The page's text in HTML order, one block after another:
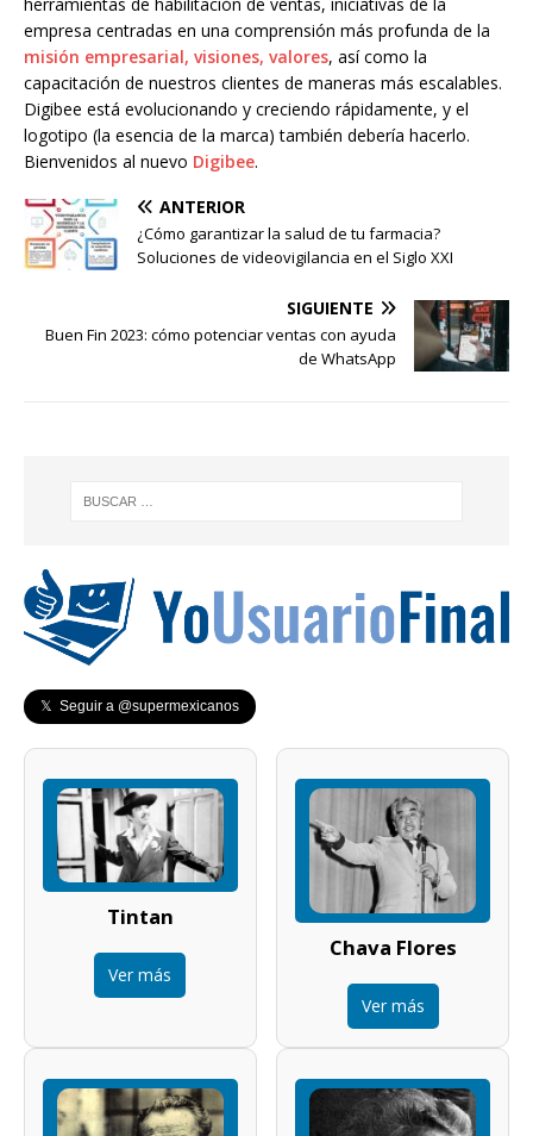
empresa centradas en una comprensión más profunda de la
misión empresarial, visiones, valores, así como la
capacitación de nuestros clientes de maneras más escalables.
Digibee está evolucionando y creciendo rápidamente, y el
logotipo (la esencia de la marca) también debería hacerlo.
Bienvenidos al nuevo Digibee.
ANTERIOR
¿Cómo garantizar la salud de tu farmacia?
Soluciones de videovigilancia en el Siglo XXI
SIGUIENTE
Buen Fin 2023: cómo potenciar ventas con ayuda
de WhatsApp
𝕏 Seguir a @supermexicanos
Tintan
Ver más
Chava Flores
Ver más